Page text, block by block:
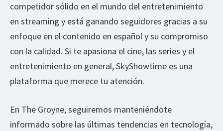
competidor sólido en el mundo del entretenimiento
en streaming y está ganando seguidores gracias a su
enfoque en el contenido en español y su compromiso
con la calidad. Si te apasiona el cine, las series y el
entretenimiento en general, SkyShowtime es una
plataforma que merece tu atención.
En The Groyne, seguiremos manteniéndote
informado sobre las últimas tendencias en tecnología,